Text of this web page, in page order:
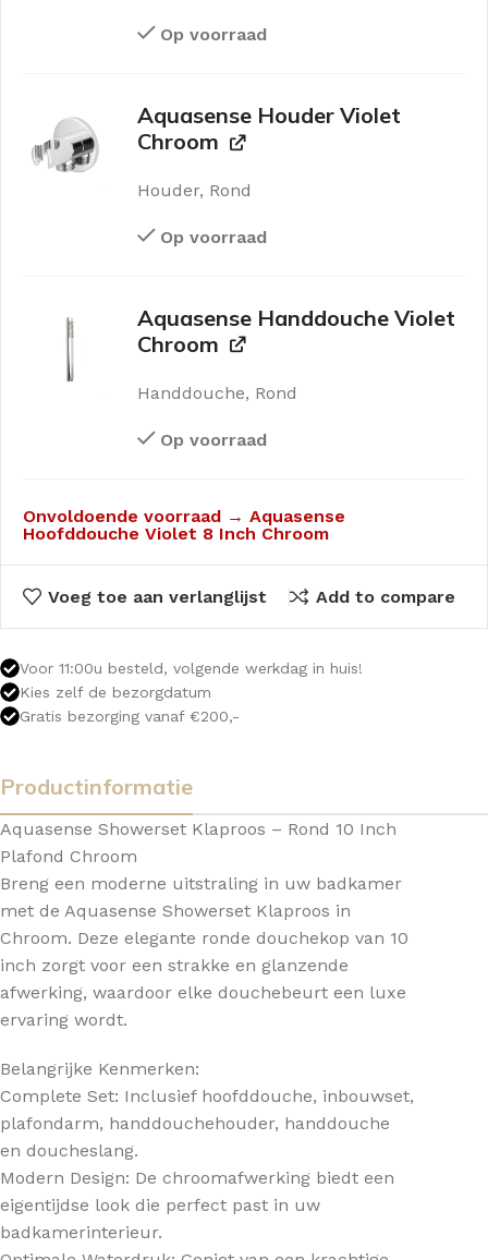
Op voorraad
Aquasense Houder Violet
Chroom
Houder, Rond
Op voorraad
Aquasense Handdouche Violet
Chroom
Handdouche, Rond
Op voorraad
Onvoldoende voorraad → Aquasense
Hoofddouche Violet 8 Inch Chroom
Voeg toe aan verlanglijst Add to compare
Voor 11:00u besteld, volgende werkdag in huis!
Kies zelf de bezorgdatum
Gratis bezorging vanaf €200,-
Productinformatie
Aquasense Showerset Klaproos – Rond 10 Inch
Plafond Chroom
Breng een moderne uitstraling in uw badkamer
met de Aquasense Showerset Klaproos in
Chroom. Deze elegante ronde douchekop van 10
inch zorgt voor een strakke en glanzende
afwerking, waardoor elke douchebeurt een luxe
ervaring wordt.
Belangrijke Kenmerken:
Complete Set: Inclusief hoofddouche, inbouwset,
plafondarm, handdouchehouder, handdouche
en doucheslang.
Modern Design: De chroomafwerking biedt een
eigentijdse look die perfect past in uw
badkamerinterieur.